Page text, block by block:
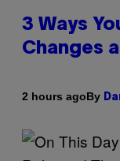
3 Ways
Changes
2 hours agoBy